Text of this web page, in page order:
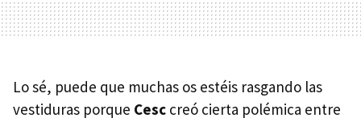
Lo sé, puede que muchas os estéis rasgando las
vestiduras porque Cesc creó cierta polémica entre